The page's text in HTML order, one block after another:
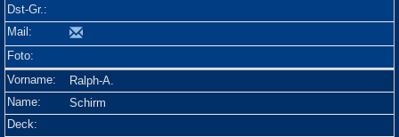
Ralph-A.
Schirm